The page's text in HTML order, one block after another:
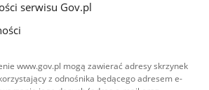
serwisu Gov.pl
www.gov.pl mogą zawierać adresy skrzynek
z odnośnika będącego adresem e-